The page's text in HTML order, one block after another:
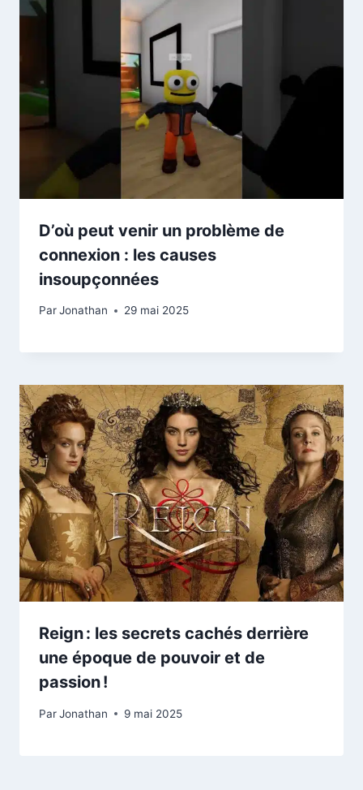
D’où peut venir un problème de
connexion : les causes
insoupçonnées
ParJonathan 29 mai 2025
Reign : les secrets cachés derrière
une époque de pouvoir et de
passion !
ParJonathan 9 mai 2025